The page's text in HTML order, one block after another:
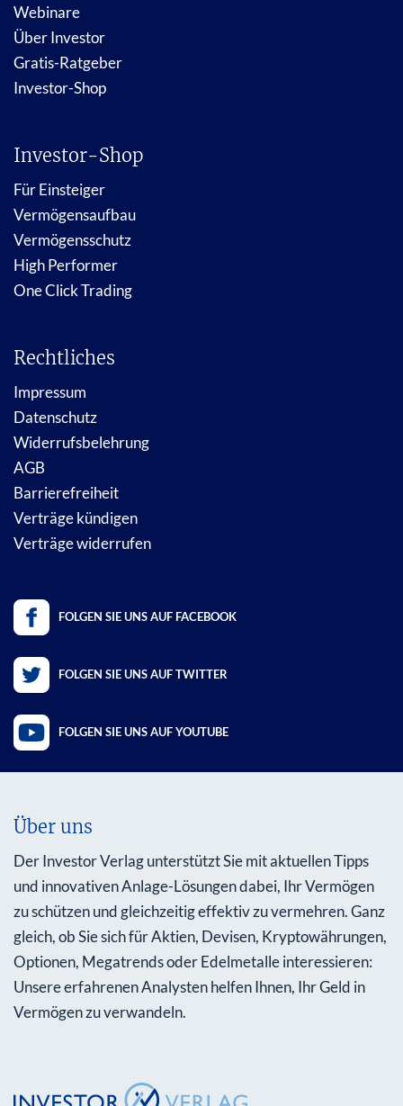
Webinare
Über Investor
Gratis-Ratgeber
Investor-Shop
Investor-Shop
Für Einsteiger
Vermögensaufbau
Vermögensschutz
High Performer
One Click Trading
Rechtliches
Impressum
Datenschutz
Widerrufsbelehrung
AGB
Barrierefreiheit
Verträge kündigen
Verträge widerrufen
FOLGEN SIE UNS AUF FACEBOOK
FOLGEN SIE UNS AUF TWITTER
FOLGEN SIE UNS AUF YOUTUBE
Über uns
Der Investor Verlag unterstützt Sie mit aktuellen Tipps
und innovativen Anlage-Lösungen dabei, Ihr Vermögen
zu schützen und gleichzeitig effektiv zu vermehren. Ganz
gleich, ob Sie sich für Aktien, Devisen, Kryptowährungen,
Optionen, Megatrends oder Edelmetalle interessieren:
Unsere erfahrenen Analysten helfen Ihnen, Ihr Geld in
Vermögen zu verwandeln.